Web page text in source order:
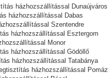
házhozszállítással Dunaújváros
házhozszállítással Dabas
Szentendre
házhozszállítással Esztergom
Monor
házhozszállítással Gödöllő
házhozszállítással Tatabánya
házhozszállítással Pomáz